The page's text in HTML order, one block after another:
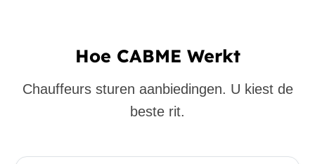
Hoe CABME Werkt
Chauffeurs sturen aanbiedingen. U kiest de
beste rit.